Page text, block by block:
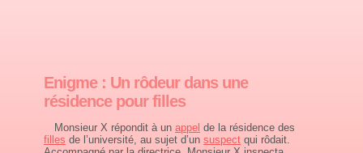
Enigme : Un rôdeur dans une
résidence pour filles
Monsieur X répondit à un appel de la résidence des
filles de l’université, au sujet d’un suspect qui rôdait.